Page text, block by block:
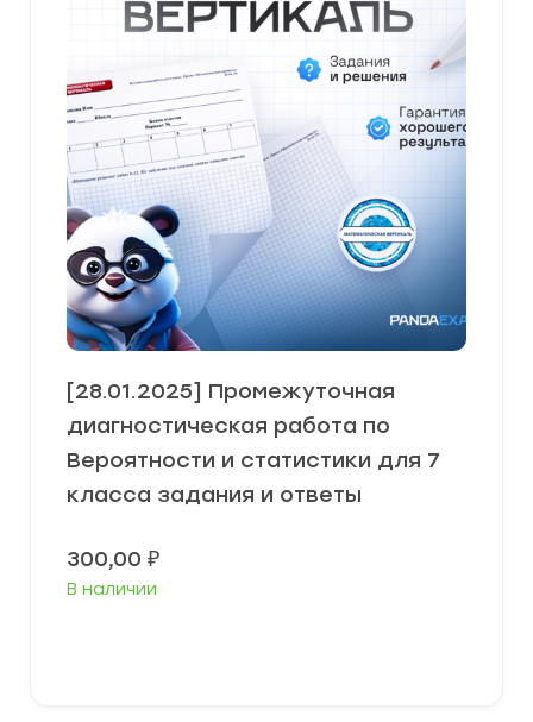
[28.01.2025] Промежуточная
диагностическая работа по
Вероятности и статистики для 7
класса задания и ответы
300,00 ₽
В наличии